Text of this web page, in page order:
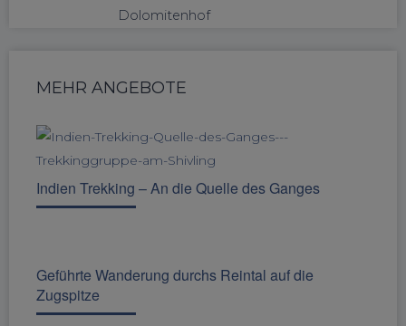
Dolomitenhof
MEHR ANGEBOTE
Indien Trekking – An die Quelle des Ganges
Geführte Wanderung durchs Reintal auf die
Zugspitze